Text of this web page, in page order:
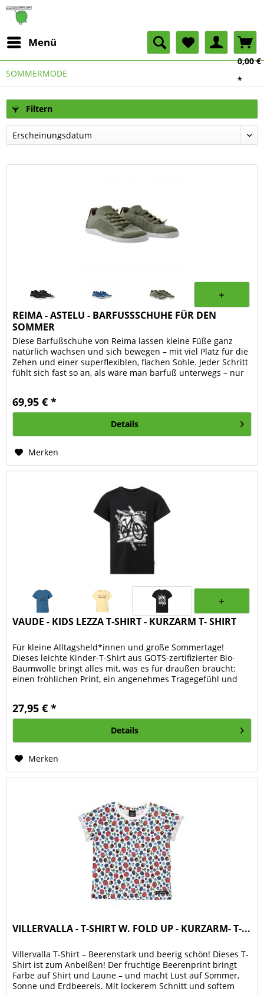
Menü
0,00 €
*
SOMMERMODE
Filtern
REIMA - ASTELU - BARFUSSSCHUHE FÜR DEN
SOMMER
Diese Barfußschuhe von Reima lassen kleine Füße ganz
natürlich wachsen und sich bewegen – mit viel Platz für die
Zehen und einer superflexiblen, flachen Sohle. Jeder Schritt
fühlt sich fast so an, als wäre man barfuß unterwegs – nur
69,95 € *
Details
Merken
VAUDE - KIDS LEZZA T-SHIRT - KURZARM T- SHIRT
Für kleine Alltagsheld*innen und große Sommertage!
Dieses leichte Kinder-T-Shirt aus GOTS-zertifizierter Bio-
Baumwolle bringt alles mit, was es für draußen braucht:
einen fröhlichen Print, ein angenehmes Tragegefühl und
27,95 € *
Details
Merken
VILLERVALLA - T-SHIRT W. FOLD UP - KURZARM- T-...
Villervalla T-Shirt – Beerenstark und beerig schön! Dieses T-
Shirt ist zum Anbeißen! Der fruchtige Beerenprint bringt
Farbe auf Shirt und Laune – und macht Lust auf Sommer,
Sonne und Erdbeereis. Mit lockerem Schnitt und softem